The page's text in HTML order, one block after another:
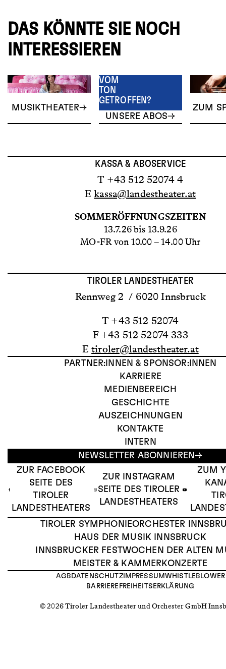
DAS KÖNNTE SIE NOCH
INTERESSIEREN
MUSIKTHEATER
VOM
TON
GETROFFEN?
UNSERE ABOS
ZUM
KASSA & ABOSERVICE
T +43 512 52074 4
Ekassa@landestheater.at
SOMMERÖFFNUNGSZEITEN
13.7.26 bis 13.9.26
MO-FR von 10.00 – 14.00 Uhr
TIROLER LANDESTHEATER
Rennweg 2 / 6020 Innsbruck
T +43 512 52074
F +43 512 52074 333
Etiroler@landestheater.at
PARTNER:INNEN & SPONSOR:INNEN
KARRIERE
MEDIENBEREICH
GESCHICHTE
AUSZEICHNUNGEN
KONTAKTE
INTERN
NEWSLETTER ABONNIEREN
ZUR FACEBOOK
SEITE DES
TIROLER
LANDESTHEATERS
ZUR INSTAGRAM
SEITE DES TIROLER
LANDESTHEATERS
ZUM
TIROLER SYMPHONIEORCHESTER
HAUS DER MUSIK INNSBRUCK
INNSBRUCKER FESTWOCHEN DER ALTEN
MEISTER & KAMMERKONZERTE
AGB DATENSCHUTZIMPRESSUMWHISTLEBLOWER
BARRIEREFREIHEITSERKLÄRUNG
© 2026 Tiroler Landestheater und Orchester GmbH